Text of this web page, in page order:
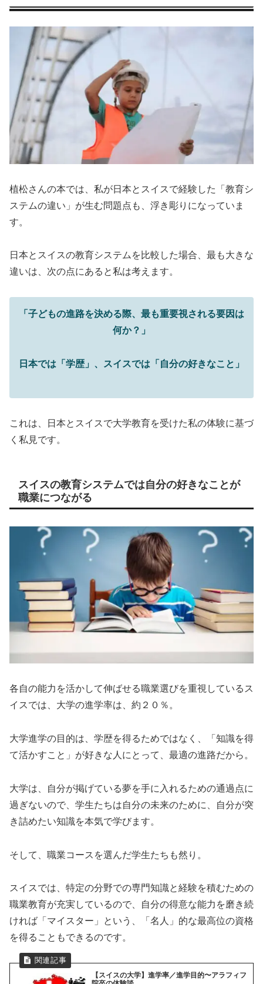
植松さんの本では、私が日本とスイスで経験した「教育シ
ステムの違い」が生む問題点も、浮き彫りになっていま
す。
日本とスイスの教育システムを比較した場合、最も大きな
違いは、次の点にあると私は考えます。
「子どもの進路を決める際、最も重要視される要因は
何か？」
日本では「学歴」、スイスでは「自分の好きなこと」
これは、日本とスイスで大学教育を受けた私の体験に基づ
く私見です。
スイスの教育システムでは自分の好きなことが
職業につながる
各自の能力を活かして伸ばせる職業選びを重視しているス
イスでは、大学の進学率は、約２０％。
大学進学の目的は、学歴を得るためではなく、「知識を得
て活かすこと」が好きな人にとって、最適の進路だから。
大学は、自分が掲げている夢を手に入れるための通過点に
過ぎないので、学生たちは自分の未来のために、自分が突
き詰めたい知識を本気で学びます。
そして、職業コースを選んだ学生たちも然り。
スイスでは、特定の分野での専門知識と経験を積むための
職業教育が充実しているので、自分の得意な能力を磨き続
ければ「マイスター」という、「名人」的な最高位の資格
を得ることもできるのです。
【スイスの大学】進学率／進学目的〜アラフィフ